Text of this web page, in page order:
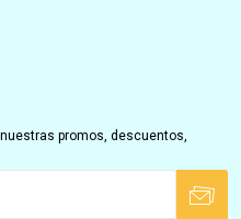
promos, descuentos,